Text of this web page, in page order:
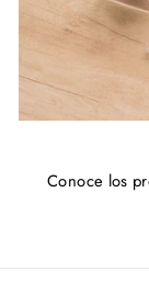
Conoce los